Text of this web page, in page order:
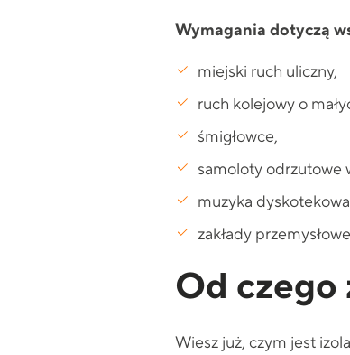
Wymagania dotyczą
miejski ruch uliczny,
ruch kolejowy o
śmigłowce,
samoloty odrzutowe
muzyka
zakłady
Od czego
Wiesz już, czym jest